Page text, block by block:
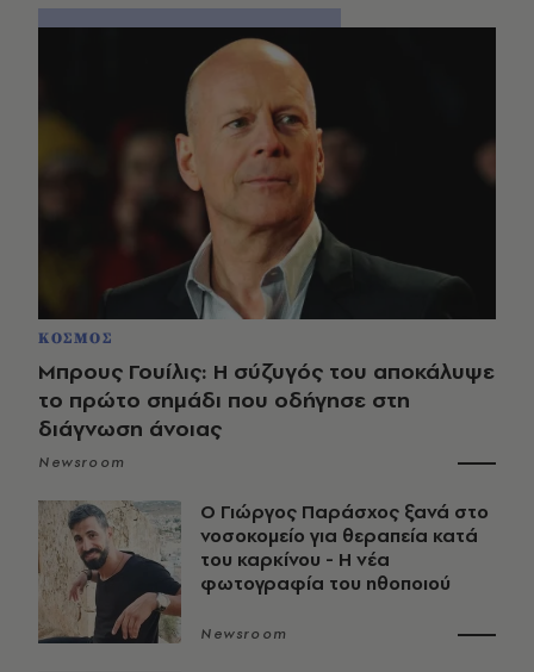
ΚΟΣΜΟΣ
Μπρους Γουίλις: Η σύζυγός του αποκάλυψε
το πρώτο σημάδι που οδήγησε στη
διάγνωση άνοιας
Newsroom
O Γιώργος Παράσχος ξανά στο
νοσοκομείο για θεραπεία κατά
του καρκίνου - Η νέα
φωτογραφία του ηθοποιού
Newsroom